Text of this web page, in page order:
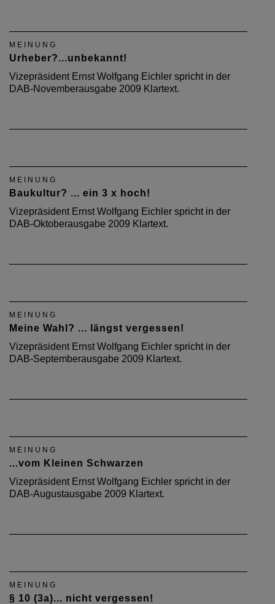
MEINUNG
Urheber?...unbekannt!
Vizepräsident Ernst Wolfgang Eichler spricht in der
DAB-Novemberausgabe 2009 Klartext.
MEINUNG
Baukultur? ... ein 3 x hoch!
Vizepräsident Ernst Wolfgang Eichler spricht in der
DAB-Oktoberausgabe 2009 Klartext.
MEINUNG
Meine Wahl? ... längst vergessen!
Vizepräsident Ernst Wolfgang Eichler spricht in der
DAB-Septemberausgabe 2009 Klartext.
MEINUNG
...vom Kleinen Schwarzen
Vizepräsident Ernst Wolfgang Eichler spricht in der
DAB-Augustausgabe 2009 Klartext.
MEINUNG
§ 10 (3a)... nicht vergessen!